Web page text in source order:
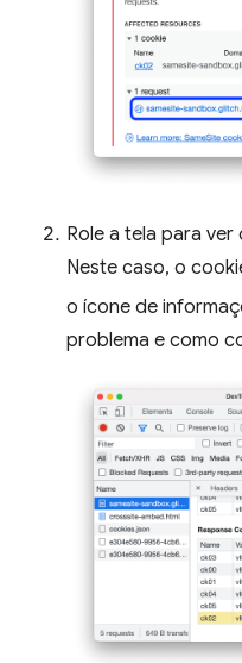
Role a tela para
Neste caso, o
o ícone de
problema e como